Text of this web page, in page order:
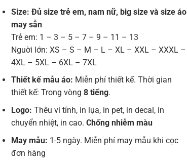
Size: Đủ size trẻ em, nam nữ, big size và size áo
may sẵn
Trẻ em: 1 – 3 – 5 – 7 – 9 – 11 – 13
Nguời lớn: XS – S – M – L – XL – XXL – XXXL –
4XL – 5XL – 6XL – 7XL
Thiết kế mẫu áo: Miễn phí thiết kế. Thời gian
thiết kế: Trong vòng 8 tiếng.
Logo: Thêu vi tính, in lụa, in pet, in decal, in
chuyển nhiệt, in cao. Chống nhiễm màu
May mẫu: 1-5 ngày. Miễn phí may mẫu khi cọc
đơn hàng